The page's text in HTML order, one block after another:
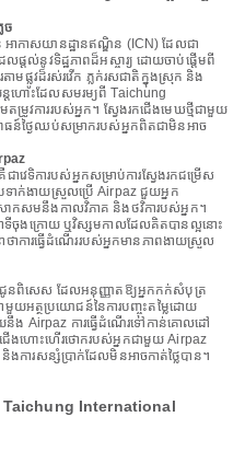
ច
អាកាសយានដ្ឋានឥណ្ឌិន (ICN) ដែលជា
ផ្តល់នូវទិដ្ឋភាពដ៏អស្ចារ្យ ដោយចាប់ផ្តើមពី
មផ្លូវដ៏រស់រវើក ភ្លក់រសជាតិក្នុងស្រុក និង
តហោះដែលសមរម្យពី Taichung
រូវការរបស់អ្នក។ ស្វែងរកជើងមេឃថ្មីជាមួយ
ន៍ថ្ងៃឈប់សម្រាករបស់អ្នកពិតជាមិនអាច
វេទិការបស់អ្នកសម្រាប់ការស្វែងរកជម្រើស
ក់ងាយស្រួលប្រើ Airpaz ជួយអ្នក
កសមនឹងកាលវិភាគ និងថវិការបស់អ្នក។
ទីចុងក្រោយ ឬវិស្សមកាលដែលគិតបានល្អនោះ
ថាការធ្វើដំណើររបស់អ្នកមានភាពងាយស្រួល
ជូនពិសេស ដែលអនុញ្ញាតឱ្យអ្នកកក់សំបុត្រ
មួយអត្ថប្រយោជន៍នៃការបញ្ចុះតម្លៃដោយ
Airpaz ការធ្វើដំណើរទៅកាន់គោលដៅ
ើងហោះហើរថោករបស់អ្នកជាមួយ Airpaz
ារសន្សំប្រាក់ដែលមិនអាចកាត់ថ្លៃបាន។
Taichung International